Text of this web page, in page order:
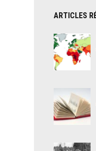
ARTICLES